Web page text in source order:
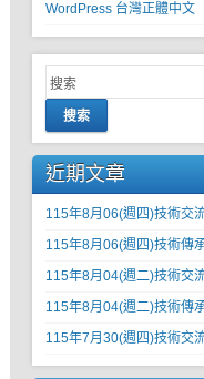
WordPress 台灣正體中文
搜索
近期文章
115年8月06(週四)技術交
115年8月06(週四)技術傳
115年8月04(週二)技術交
115年8月04(週二)技術傳
115年7月30(週四)技術交